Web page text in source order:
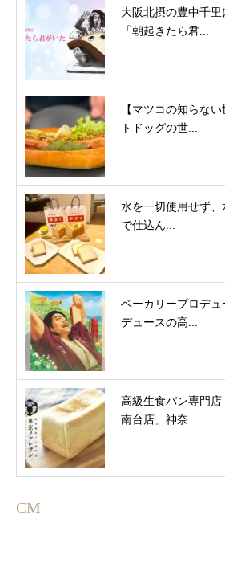
大阪北摂の豊中千
「朝起きたら君...
【マツコの知らな
トドッグの世...
水を一切使用せず
で仕込ん...
ベーカリープロデ
デュースの高...
高級生食パン専門
南台店」神奈...
CM